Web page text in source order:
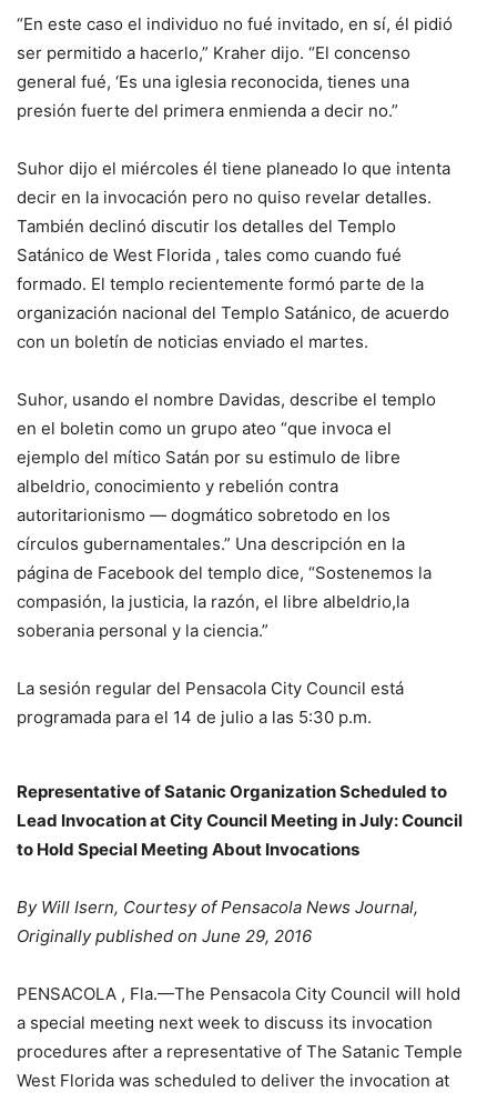
“En este caso el individuo no fué invitado, en sí, él pidió
ser permitido a hacerlo,” Kraher dijo. “El concenso
general fué, ‘Es una iglesia reconocida, tienes una
presión fuerte del primera enmienda a decir no.”
Suhor dijo el miércoles él tiene planeado lo que intenta
decir en la invocación pero no quiso revelar detalles.
También declinó discutir los detalles del Templo
Satánico de West Florida , tales como cuando fué
formado. El templo recientemente formó parte de la
organización nacional del Templo Satánico, de acuerdo
con un boletín de noticias enviado el martes.
Suhor, usando el nombre Davidas, describe el templo
en el boletin como un grupo ateo “que invoca el
ejemplo del mítico Satán por su estimulo de libre
albeldrio, conocimiento y rebelión contra
autoritarionismo — dogmático sobretodo en los
círculos gubernamentales.” Una descripción en la
página de Facebook del templo dice, “Sostenemos la
compasión, la justicia, la razón, el libre albeldrio,la
soberania personal y la ciencia.”
La sesión regular del Pensacola City Council está
programada para el 14 de julio a las 5:30 p.m.
Representative of Satanic Organization Scheduled to
Lead Invocation at City Council Meeting in July: Council
to Hold Special Meeting About Invocations
By Will Isern, Courtesy of Pensacola News Journal,
Originally published on June 29, 2016
PENSACOLA , Fla.—The Pensacola City Council will hold
a special meeting next week to discuss its invocation
procedures after a representative of The Satanic Temple
West Florida was scheduled to deliver the invocation at